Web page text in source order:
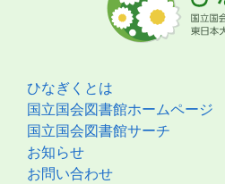
ひなぎくとは
国立国会図書館ホームページ
国立国会図書館サーチ
お知らせ
お問い合わせ